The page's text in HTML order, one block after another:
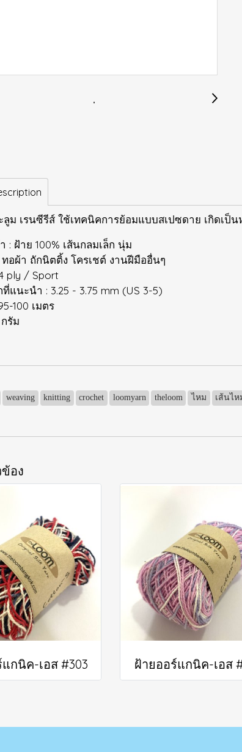
ลูม เรนซีรีส์ ใช้เทคนิคการย้อมแบบสเปซดาย เกิดเป็
: ฝ้าย 100% เส้นกลมเล็ก นุ่ม
ทอผ้า ถักนิตติ้ง โครเชต์ งานฝีมืออื่นๆ
ply / Sport
แนะนำ : 3.25 - 3.75 mm (US 3-5)
100 เมตร
รัม
weaving knitting crochet loomyarn theloom ไหม เส้นไห
อง
กนิค-เอส #303 ฝ้ายออร์แกนิค-เอส